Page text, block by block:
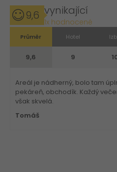
9,6 vynikající
1x hodnocené
Průměr
9,6
Hotel
9
Areál je nádherný, bolo tam
pekáreň, obchodík. Každý
však skvelá.
Tomáš